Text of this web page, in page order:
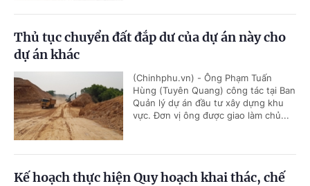
Thủ tục chuyển đất đắp dư của dự án này cho
dự án khác
(Chinhphu.vn) - Ông Phạm Tuấn
Hùng (Tuyên Quang) công tác tại Ban
Quản lý dự án đầu tư xây dựng khu
vực. Đơn vị ông được giao làm chủ...
Kế hoạch thực hiện Quy hoạch khai thác, chế